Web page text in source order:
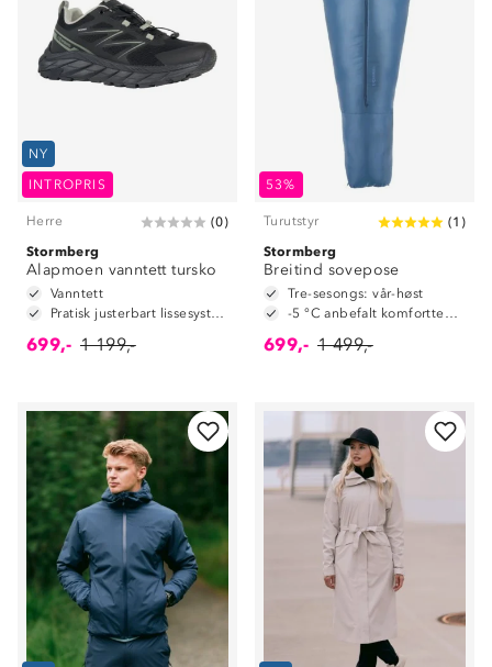
NY
INTROPRIS
Herre (0)
Stormberg
Alapmoen vanntett tursko
Vanntett
Pratisk justerbart lissesystem
699,- 1 199,-
53%
Turutstyr (1 )
Stormberg
Breitind sovepose
Tre-sesongs: vår-høst
-5 °C anbefalt komforttemperatur
699,- 1 499,-